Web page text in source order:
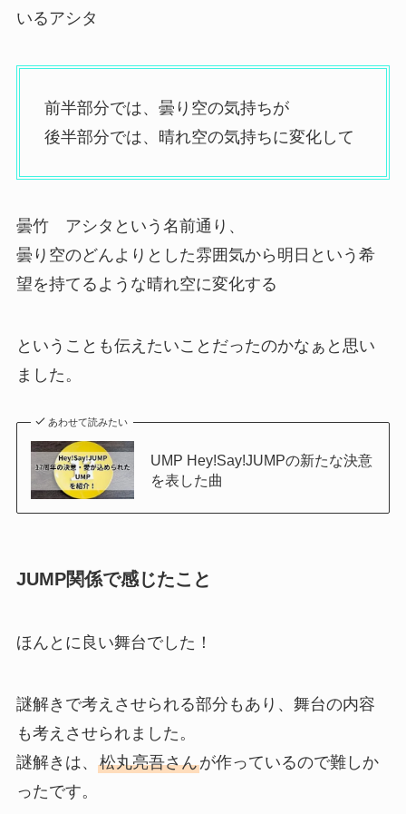
いるアシタ
前半部分では、曇り空の気持ちが
後半部分では、晴れ空の気持ちに変化して
曇竹 アシタという名前通り、
曇り空のどんよりとした雰囲気から明日という希
望を持てるような晴れ空に変化する
ということも伝えたいことだったのかなぁと思い
ました。
あわせて読みたい
UMP Hey!Say!JUMPの新たな決意
を表した曲
JUMP関係で感じたこと
ほんとに良い舞台でした！
謎解きで考えさせられる部分もあり、舞台の内容
も考えさせられました。
謎解きは、 松丸亮吾さんが作っているので難しか
ったです。